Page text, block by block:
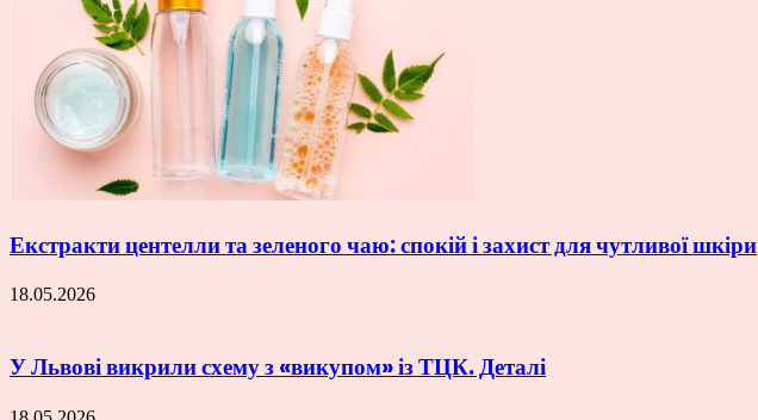
Екстракти центелли та зеленого чаю: спокій і захист для чутливої шкіри
18.05.2026
У Львові викрили схему з «викупом» із ТЦК. Деталі